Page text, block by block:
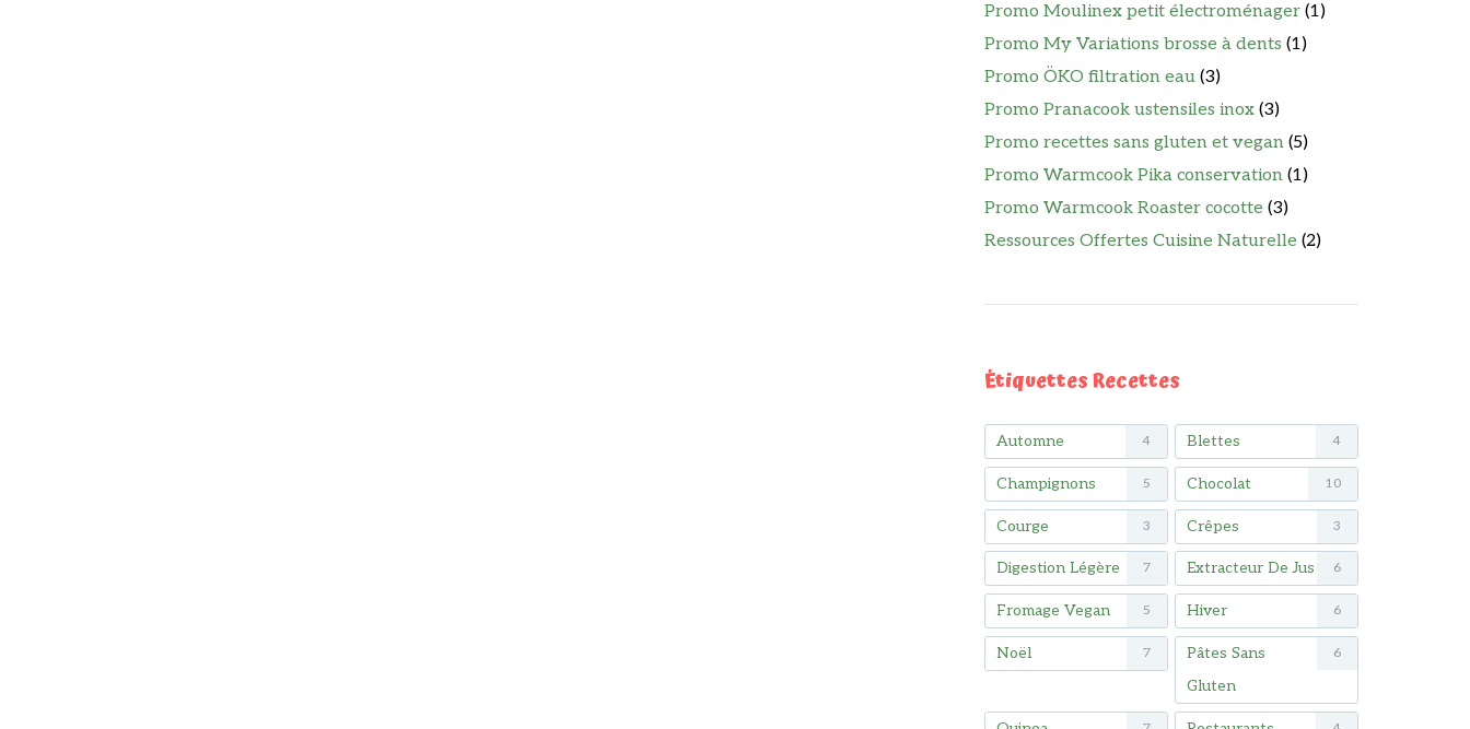
Promo Moulinex petit électroménager (1)
Promo My Variations brosse à dents (1)
Promo ÖKO filtration eau (3)
Promo Pranacook ustensiles inox (3)
Promo recettes sans gluten et vegan (5)
Promo Warmcook Pika conservation (1)
Promo Warmcook Roaster cocotte (3)
Ressources Offertes Cuisine Naturelle (2)
Étiquettes Recettes
Automne 4 Blettes 4
Champignons 5 Chocolat 10
Courge 3 Crêpes 3
Digestion Légère 7 Extracteur De Jus 6
Fromage Vegan 5 Hiver 6
Noël 7
Pâtes Sans
Gluten
6